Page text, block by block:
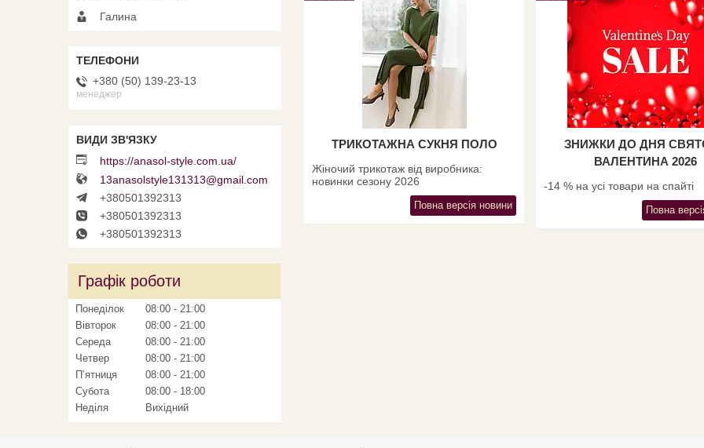
ТРИКОТАЖНА СУКНЯ ПОЛО
Жіночий трикотаж від виробника:
новинки сезону 2026
Повна версія новини
ЗНИЖКИ ДО ДНЯ
ВАЛЕНТИНА 2026
-14 % на усі товари на спайті
Повна
Галина
+380 (50) 139-23-13
менеджер
https://anasol-style.com.ua/
13anasolstyle131313@gmail.com
+380501392313
+380501392313
+380501392313
Графік роботи
Понеділок 08:00
21:00
Вівторок
08:00
21:00
Середа
08:00
21:00
Четвер
08:00
21:00
Пʼятниця
08:00
21:00
Субота
08:00
18:00
Неділя
Вихідний